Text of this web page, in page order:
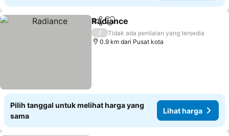
BagikanTambahkan ke favorit
Radiance
/
Tidak ada penilaian yang tersedia
0.9 km dari Pusat kota
Pilih tanggal untuk melihat harga yang
sama
Lihat harga